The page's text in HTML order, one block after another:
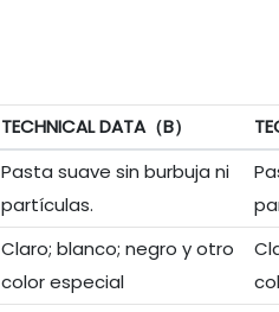
TECHNICAL DATA（B）
Pasta suave sin burbuja ni
partículas.
Claro; blanco; negro y otro
color especial